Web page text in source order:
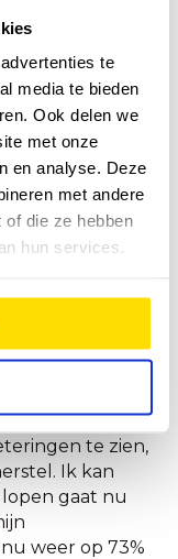
te
media te bieden
Ook delen we
met onze
en analyse. Deze
met andere
die ze hebben
hun services.
te
heeft
De
hij nu in de
te zien,
Ik kan
gaat nu
weer op 73%